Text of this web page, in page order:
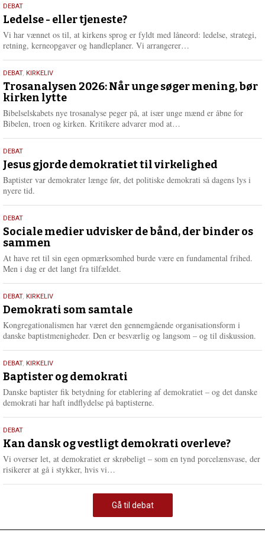
e
r
e
10.
juni
2026
DEBAT
Ledelse - eller tjeneste?
Vi har vænnet os til, at kirkens sprog er fyldt med låneord: ledelse, strategi,
retning, kerneopgaver og handleplaner. Vi arrangerer…
e
2.
juni
2026
DEBAT, KIRKELIV
Trosanalysen 2026: Når unge søger mening, bør
kirken lytte
Bibelselskabets nye trosanalyse peger på, at især unge mænd er åbne for
Bibelen, troen og kirken. Kritikere advarer mod at…
e
r
e
18.
maj
2026
DEBAT
Jesus gjorde demokratiet til virkelighed
Baptister var demokrater længe før, det politiske demokrati så dagens lys i
nyere tid.
18.
maj
2026
DEBAT
Sociale medier udvisker de bånd, der binder os
sammen
At have ret til sin egen opmærksomhed burde være en fundamental frihed.
Men i dag er det langt fra tilfældet.
18.
maj
2026
DEBAT, KIRKELIV
Demokrati som samtale
Kongregationalismen har været den gennemgående organisationsform i
danske baptistmenigheder. Den er besværlig og langsom – og til diskussion.
18.
maj
2026
DEBAT, KIRKELIV
Baptister og demokrati
Danske baptister fik betydning for etablering af demokratiet – og det danske
demokrati har haft indflydelse på baptisterne.
18.
maj
2026
DEBAT
Kan dansk og vestligt demokrati overleve?
Vi overser let, at demokratiet er skrøbeligt – som en tynd porcelænsvase, der
risikerer at gå i stykker, hvis vi…
m
e
e
Gå til debat